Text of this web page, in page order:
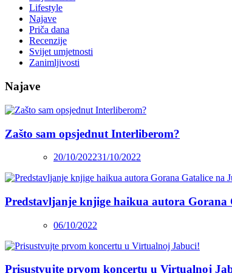
Lifestyle
Najave
Priča dana
Recenzije
Svijet umjetnosti
Zanimljivosti
Najave
Zašto sam opsjednut Interliberom?
20/10/202231/10/2022
Predstavljanje knjige haikua autora Gorana
06/10/2022
Prisustvujte prvom koncertu u Virtualnoj